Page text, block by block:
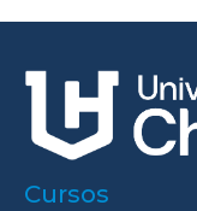
Cursos